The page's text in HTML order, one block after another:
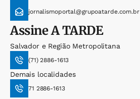
jornalismoportal@grupoatarde.com.br
AssineA TARDE
Salvador e Região Metropolitana
(71) 2886-1613
Demais localidades
71 2886-1613